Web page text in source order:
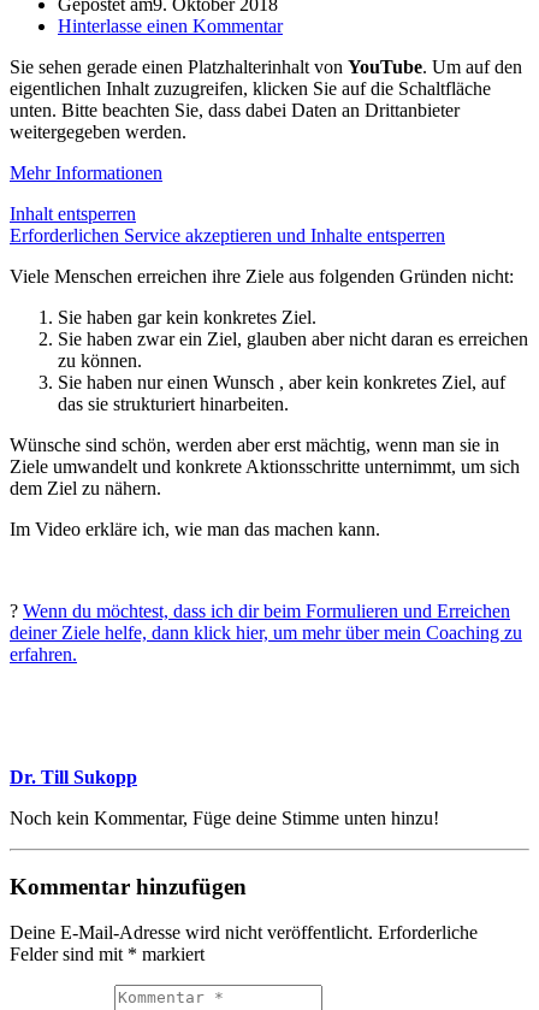
Hinterlasse einen Kommentar
Sie sehen gerade einen Platzhalterinhalt von YouTube. Um auf den
eigentlichen Inhalt zuzugreifen, klicken Sie auf die Schaltfläche
unten. Bitte beachten Sie, dass dabei Daten an Drittanbieter
weitergegeben werden.
Mehr Informationen
Inhalt entsperren
Erforderlichen Service akzeptieren und Inhalte entsperren
Viele Menschen erreichen ihre Ziele aus folgenden Gründen nicht:
Sie haben gar kein konkretes Ziel.
Sie haben zwar ein Ziel, glauben aber nicht daran es erreichen
zu können.
Sie haben nur einen Wunsch , aber kein konkretes Ziel, auf
das sie strukturiert hinarbeiten.
Wünsche sind schön, werden aber erst mächtig, wenn man sie in
Ziele umwandelt und konkrete Aktionsschritte unternimmt, um sich
dem Ziel zu nähern.
Im Video erkläre ich, wie man das machen kann.
? Wenn du möchtest, dass ich dir beim Formulieren und Erreichen
deiner Ziele helfe, dann klick hier, um mehr über mein Coaching zu
erfahren.
Dr. Till Sukopp
Noch kein Kommentar, Füge deine Stimme unten hinzu!
Kommentar hinzufügen
Deine E-Mail-Adresse wird nicht veröffentlicht. Erforderliche
Felder sind mit * markiert